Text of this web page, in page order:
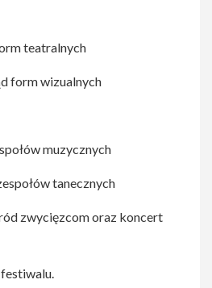
teatralnych
form wizualnych
muzycznych
tanecznych
zwycięzcom oraz koncert